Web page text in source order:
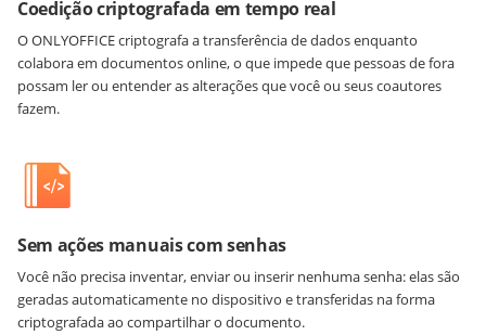
Coedição criptografada em tempo real
O ONLYOFFICE criptografa a transferência de dados enquanto
colabora em documentos online, o que impede que pessoas de fora
possam ler ou entender as alterações que você ou seus coautores
fazem.
Sem ações manuais com senhas
Você não precisa inventar, enviar ou inserir nenhuma senha: elas são
geradas automaticamente no dispositivo e transferidas na forma
criptografada ao compartilhar o documento.